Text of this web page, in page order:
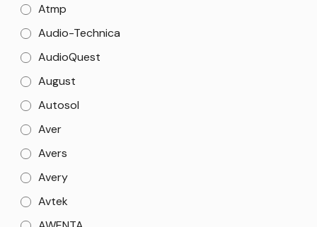
Atmp
Audio-Technica
AudioQuest
August
Autosol
Aver
Avers
Avery
Avtek